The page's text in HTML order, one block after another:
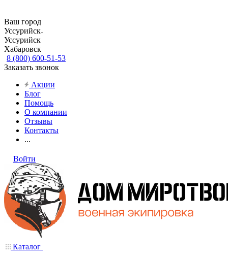
Ваш город
Уссурийск
Уссурийск
Хабаровск
8 (800) 600-51-53
Заказать звонок
Акции
Блог
Помощь
О компании
Отзывы
Контакты
...
Войти
Каталог